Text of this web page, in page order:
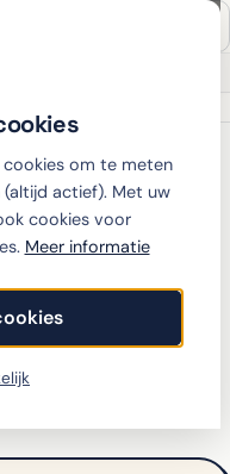
cookies om te meten
(altijd actief). Met uw
cookies voor
Meer informatie
alternatieven.